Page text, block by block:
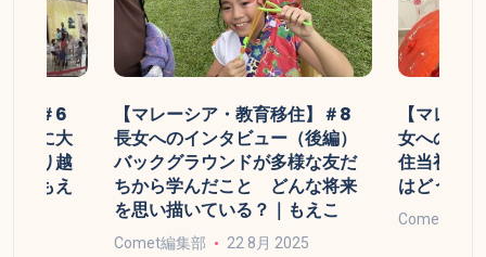
住】＃6
めに大
乗り越
｜もえ
【マレーシア・教育移住】＃8
長女へのインタビュー（後編）
バックグラウンドが多様な友だ
ちから学んだこと どんな将来
を思い描いている？｜もえこ
Comet編集部 22 8月 2025
【マレー
女へのイ
住当初の
はどうや
Comet編集